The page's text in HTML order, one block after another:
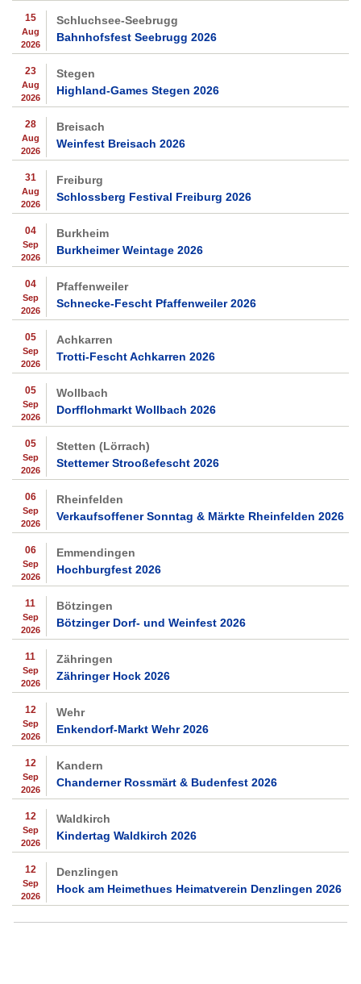
15
Aug
2026
Schluchsee-Seebrugg
Bahnhofsfest Seebrugg 2026
23
Aug
2026
Stegen
Highland-Games Stegen 2026
28
Aug
2026
Breisach
Weinfest Breisach 2026
31
Aug
2026
Freiburg
Schlossberg Festival Freiburg 2026
04
Sep
2026
Burkheim
Burkheimer Weintage 2026
04
Sep
2026
Pfaffenweiler
Schnecke-Fescht Pfaffenweiler 2026
05
Sep
2026
Achkarren
Trotti-Fescht Achkarren 2026
05
Sep
2026
Wollbach
Dorfflohmarkt Wollbach 2026
05
Sep
2026
Stetten (Lörrach)
Stettemer Strooßefescht 2026
06
Sep
2026
Rheinfelden
Verkaufsoffener Sonntag & Märkte Rheinfelden 2026
06
Sep
2026
Emmendingen
Hochburgfest 2026
11
Sep
2026
Bötzingen
Bötzinger Dorf- und Weinfest 2026
11
Sep
2026
Zähringen
Zähringer Hock 2026
12
Sep
2026
Wehr
Enkendorf-Markt Wehr 2026
12
Sep
2026
Kandern
Chanderner Rossmärt & Budenfest 2026
12
Sep
2026
Waldkirch
Kindertag Waldkirch 2026
12
Sep
2026
Denzlingen
Hock am Heimethues Heimatverein Denzlingen 2026